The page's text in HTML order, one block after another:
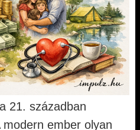
21. században
ember olyan